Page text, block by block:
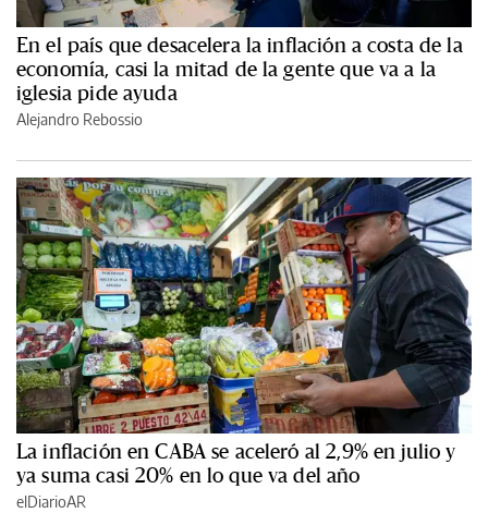
En el país que desacelera la inflación a costa de la
economía, casi la mitad de la gente que va a la
iglesia pide ayuda
Alejandro Rebossio
La inflación en CABA se aceleró al 2,9% en julio y
ya suma casi 20% en lo que va del año
elDiarioAR